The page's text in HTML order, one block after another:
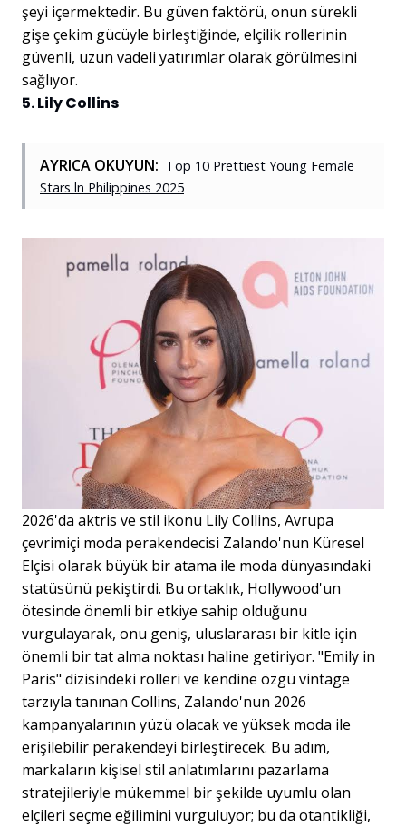
şeyi içermektedir. Bu güven faktörü, onun sürekli
gişe çekim gücüyle birleştiğinde, elçilik rollerinin
güvenli, uzun vadeli yatırımlar olarak görülmesini
sağlıyor.
5. Lily Collins
AYRICA OKUYUN: Top 10 Prettiest Young Female
Stars ln Philippines 2025
2026'da aktris ve stil ikonu Lily Collins, Avrupa
çevrimiçi moda perakendecisi Zalando'nun Küresel
Elçisi olarak büyük bir atama ile moda dünyasındaki
statüsünü pekiştirdi. Bu ortaklık, Hollywood'un
ötesinde önemli bir etkiye sahip olduğunu
vurgulayarak, onu geniş, uluslararası bir kitle için
önemli bir tat alma noktası haline getiriyor. "Emily in
Paris" dizisindeki rolleri ve kendine özgü vintage
tarzıyla tanınan Collins, Zalando'nun 2026
kampanyalarının yüzü olacak ve yüksek moda ile
erişilebilir perakendeyi birleştirecek. Bu adım,
markaların kişisel stil anlatımlarını pazarlama
stratejileriyle mükemmel bir şekilde uyumlu olan
elçileri seçme eğilimini vurguluyor; bu da otantikliği,